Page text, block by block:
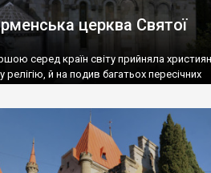
церква Святої
серед країн світу прийняла
й на подив багатьох пересічних